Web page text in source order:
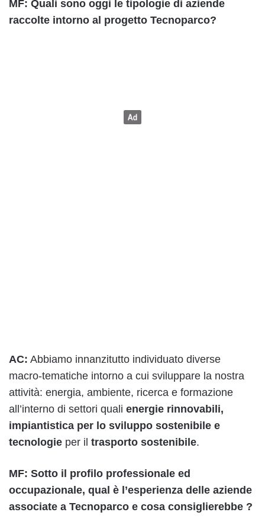
MF: Quali sono oggi le tipologie di aziende
raccolte intorno al progetto Tecnoparco?
AC: Abbiamo innanzitutto individuato diverse
macro-tematiche intorno a cui sviluppare la nostra
attività: energia, ambiente, ricerca e formazione
all’interno di settori quali energie rinnovabili,
impiantistica per lo sviluppo sostenibile e
tecnologie per il trasporto sostenibile.
MF: Sotto il profilo professionale ed
occupazionale, qual è l’esperienza delle aziende
associate a Tecnoparco e cosa consiglierebbe ?